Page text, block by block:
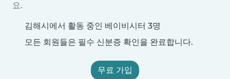
요.
김해시에서 활동 중인 베이비시터 3명
모든 회원들은 필수 신분증 확인을 완료합니다.
무료 가입